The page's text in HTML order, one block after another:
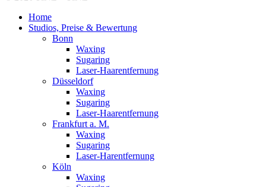
Home
Studios, Preise & Bewertung
Bonn
Waxing
Sugaring
Laser-Haarentfernung
Düsseldorf
Waxing
Sugaring
Laser-Haarentfernung
Frankfurt a. M.
Waxing
Sugaring
Laser-Harentfernung
Köln
Waxing